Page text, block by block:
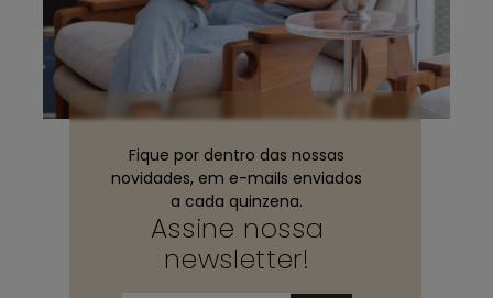
Fique por dentro das nossas
novidades, em e-mails enviados
a cada quinzena.
Assine nossa
newsletter!